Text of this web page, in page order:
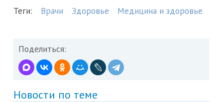
Теги: Врачи Здоровье Медицина и здоровье
Поделиться:
Новости по теме